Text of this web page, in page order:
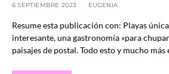
6 SEPTIEMBRE 2023 EUGENIA
Resume esta publicación con: Playas
interesante, una gastronomía «para
paisajes de postal. Todo esto y mucho más